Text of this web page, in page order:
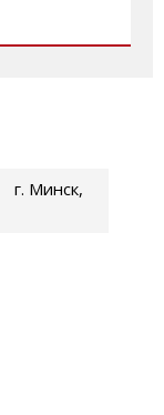
г. Минск,